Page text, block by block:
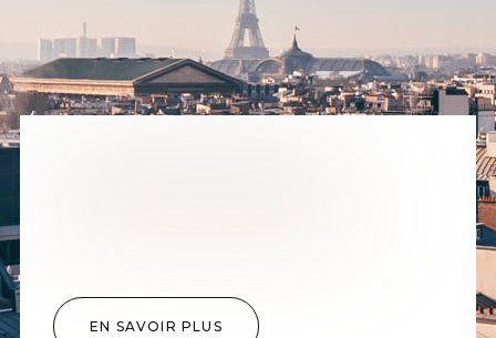
EN SAVOIR PLUS